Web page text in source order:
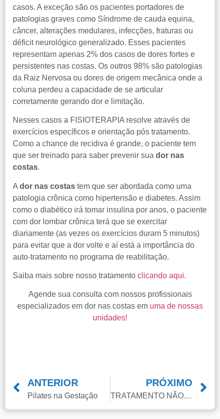
casos. A exceção são os pacientes portadores de
patologias graves como Síndrome de cauda equina,
câncer, alterações medulares, infecções, fraturas ou
déficit neurológico generalizado. Esses pacientes
representam apenas 2% dos casos de dores fortes e
persistentes nas costas. Os outros 98% são patologias
da Raiz Nervosa ou dores de origem mecânica onde a
coluna perdeu a capacidade de se articular
corretamente gerando dor e limitação.
Nesses casos a FISIOTERAPIA resolve através de
exercícios específicos e orientação pós tratamento.
Como a chance de recidiva é grande, o paciente tem
que ser treinado para saber prevenir sua dor nas
costas.
A dor nas costas tem que ser abordada como uma
patologia crônica como hipertensão e diabetes. Assim
como o diabético irá tomar insulina por anos, o paciente
com dor lombar crônica terá que se exercitar
diariamente (as vezes os exercícios duram 5 minutos)
para evitar que a dor volte e aí está a importância do
auto-tratamento no programa de reabilitação.
Saiba mais sobre nosso tratamento clicando aqui.
Agende sua consulta com nossos profissionais
especializados em dor nas costas em uma de nossas
unidades!
ANTERIOR
Pilates na Gestação
PRÓXIMO
TRATAMENTO NÃO CIRÚRGICO PARA DOR NAS COSTAS
Central de
atendimento
Antes de iniciar o seu tratamento, iremos fazer uma
indicarão qual o melhor caminho a ser seguido.
Cidade de São Paulo:
Demais Localidades:
0800 494 8888